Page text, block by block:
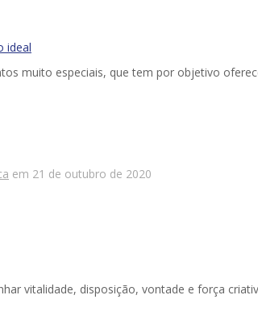
ideal
muito especiais, que tem por objetivo
em 21 de outubro de 2020
vitalidade, disposição, vontade e força